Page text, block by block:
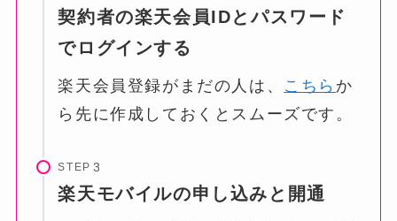
契約者の楽天会員IDとパスワード
でログインする
楽天会員登録がまだの人は、 こちら か
ら先に作成しておくとスムーズです。
STEP
楽天モバイルの申し込みと開通